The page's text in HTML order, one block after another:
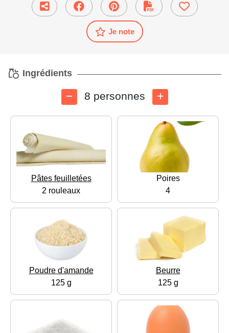
Je note
Ingrédients
8 personnes
Pâtes feuilletées
2 rouleaux
Poires
4
Poudre d'amande
125 g
Beurre
125 g